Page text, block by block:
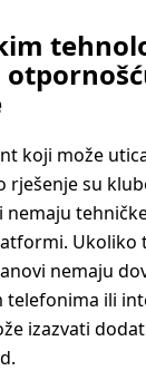
koji može
rješenje su
Ukoliko
nemaju
telefonima ili
izazvati